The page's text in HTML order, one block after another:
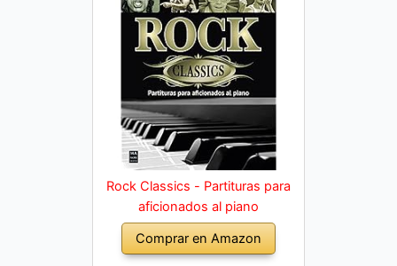
Rock Classics - Partituras para
aficionados al piano
Comprar en Amazon